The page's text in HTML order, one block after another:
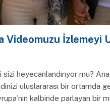
Videomuzu İzlemeyi
heyecanlandırıyor mu?
uluslararası bir ortamda
kalbinde parlayan bir